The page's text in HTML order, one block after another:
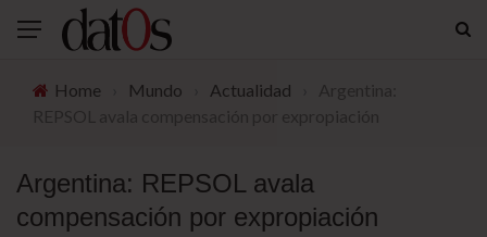
Home Mundo Actualidad
Argentina: REPSOL avala
compensación por expropiación